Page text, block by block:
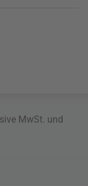
MwSt. und